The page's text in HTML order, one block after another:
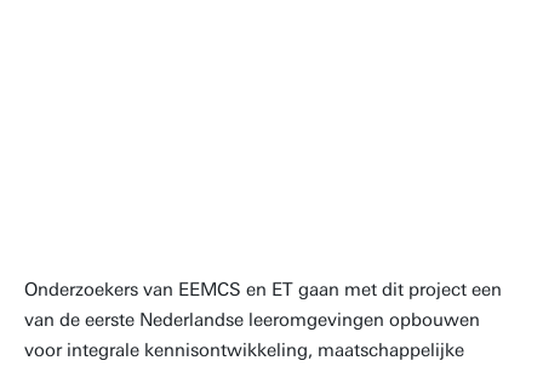
Onderzoekers van EEMCS en ET gaan met dit project een
van de eerste Nederlandse leeromgevingen opbouwen
voor integrale kennisontwikkeling, maatschappelijke